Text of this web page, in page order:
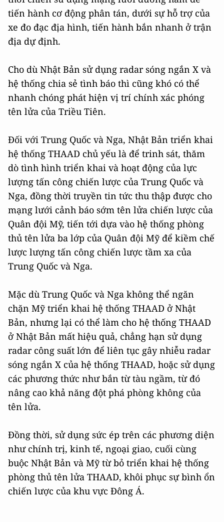
tiến hành cơ động phân tán, dưới sự hỗ trợ của
xe đo đạc địa hình, tiến hành bắn nhanh ở trận
địa dự định.
Cho dù Nhật Bản sử dụng radar sóng ngắn X và
hệ thống chia sẻ tình báo thì cũng khó có thể
nhanh chóng phát hiện vị trí chính xác phóng
tên lửa của Triều Tiên.
Đối với Trung Quốc và Nga, Nhật Bản triển khai
hệ thống THAAD chủ yếu là để trinh sát, thăm
dò tình hình triển khai và hoạt động của lực
lượng tấn công chiến lược của Trung Quốc và
Nga, đồng thời truyền tin tức thu thập được cho
mạng lưới cảnh báo sớm tên lửa chiến lược của
Quân đội Mỹ, tiến tới dựa vào hệ thống phòng
thủ tên lửa ba lớp của Quân đội Mỹ để kiềm chế
lược lượng tấn công chiến lược tầm xa của
Trung Quốc và Nga.
Mặc dù Trung Quốc và Nga không thể ngăn
chặn Mỹ triển khai hệ thống THAAD ở Nhật
Bản, nhưng lại có thể làm cho hệ thống THAAD
ở Nhật Bản mất hiệu quả, chẳng hạn sử dụng
radar công suất lớn để liên tục gây nhiễu radar
sóng ngắn X của hệ thống THAAD, hoặc sử dụng
các phương thức như bắn từ tàu ngầm, từ đó
nâng cao khả năng đột phá phòng không của
tên lửa.
Đồng thời, sử dụng sức ép trên các phương diện
như chính trị, kinh tế, ngoại giao, cuối cùng
buộc Nhật Bản và Mỹ từ bỏ triển khai hệ thống
phòng thủ tên lửa THAAD, khôi phục sự bình ổn
chiến lược của khu vực Đông Á.